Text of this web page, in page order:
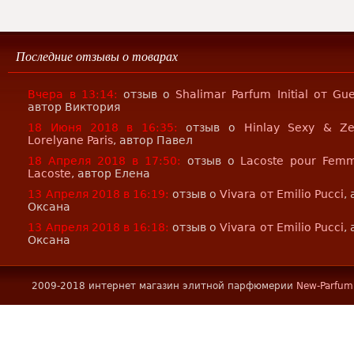
Последние отзывы о товарах
Вчера в 13:14: отзыв о Shalimar Parfum Initial от
автор Виктория
18 Июня 2018 в 16:35:
отзыв о Hinlay Sexy &
Lorelyane Paris, автор Павел
18 Апреля 2018 в 17:50:
отзыв о Lacoste pour
Lacoste, автор Елена
13 Апреля 2018 в 16:19: отзыв оVivara от Emilio Pucci,
Оксана
13 Апреля 2018 в 16:18: отзыв оVivara от Emilio Pucci,
Оксана
2009-2018 интернет магазин элитной парфюмерии New-